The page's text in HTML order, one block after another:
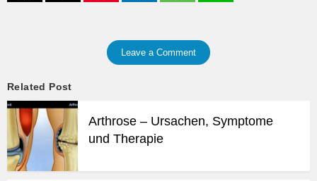
Leave a Comment
Related Post
Arthrose – Ursachen, Symptome
und Therapie